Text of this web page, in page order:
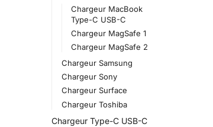
Chargeur MacBook
Type-C USB-C
Chargeur MagSafe 1
Chargeur MagSafe 2
Chargeur Samsung
Chargeur Sony
Chargeur Surface
Chargeur Toshiba
Chargeur Type-C USB-C